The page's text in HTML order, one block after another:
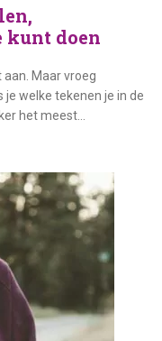
kunt doen
aan. Maar vroeg
je welke tekenen je in de
het meest